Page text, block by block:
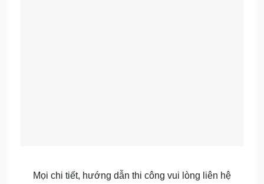
Mọi chi tiết, hướng dẫn thi công vui lòng liên hệ